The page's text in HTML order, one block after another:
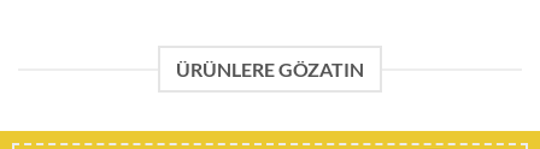
ÜRÜNLERE GÖZATIN